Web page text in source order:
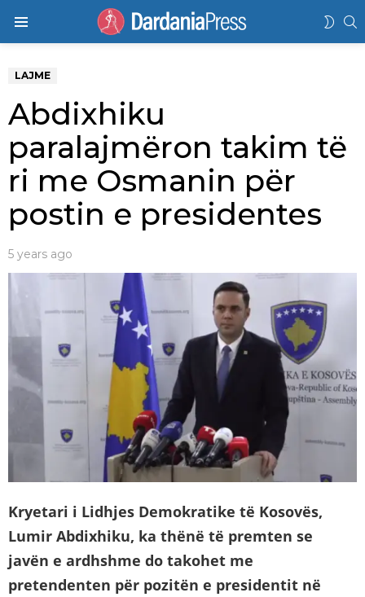
LAJME
Abdixhiku
paralajmëron takim të
ri me Osmanin për
postin e presidentes
5 years ago
Kryetari i Lidhjes Demokratike të Kosovës,
Lumir Abdixhiku, ka thënë të premten se
javën e ardhshme do takohet me
pretendenten për pozitën e presidentit në